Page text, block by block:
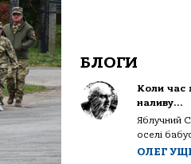
БЛОГИ
Коли час
наливу…
Яблучний
оселі
ОЛЕГ